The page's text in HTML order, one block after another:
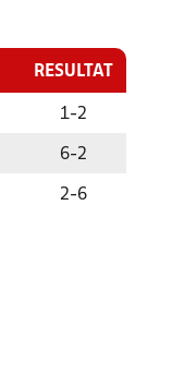
RESULTAT
1-2
6-2
2-6